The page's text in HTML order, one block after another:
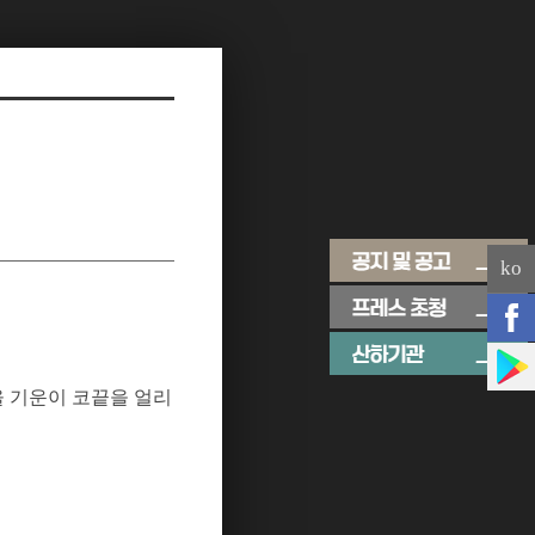
기운이 코끝을 얼리
ko